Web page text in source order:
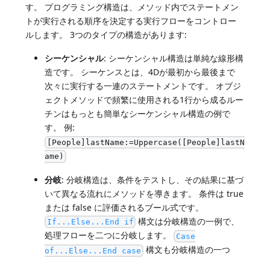
す。 プログラミング構造は、メソッド内でステートメン
トが実行される順序を決定する実行フローをコントロー
ルします。 3つのタイプの構造があります:
シーケンシャル: シーケンシャル構造は単純な線形構
造です。 シーケンスとは、4Dが最初から最後まで
次々に実行する一連のステートメントです。 オブジ
ェクトメソッドで頻繁に使用される1行から成るルー
チンはもっとも簡単なシーケンシャル構造の例で
す。 例:
[People]lastName:=Uppercase([People]lastN
ame)
分岐: 分岐構造は、条件をテストし、その結果に基づ
いて異なる流れにメソッドを導きます。 条件は true
または false に評価されるブール式です。
If...Else...End if 構文は分岐構造の一例で、
処理フローを二つに分岐します。 Case
of...Else...End case 構文も分岐構造の一つ